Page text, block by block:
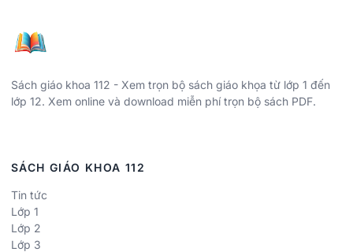
Sách giáo khoa 112 - Xem trọn bộ sách giáo khọa từ lớp 1 đến
lớp 12. Xem online và download miễn phí trọn bộ sách PDF.
SÁCH GIÁO KHOA 112
Tin tức
Lớp 1
Lớp 2
Lớp 3